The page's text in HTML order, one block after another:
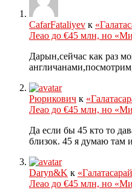
CafarFataliyev к
Леао до €45 млн, но
Дарын,сейчас как раз
Рюрикович к
Леао до €45 млн, но
Да если бы 45 кто то
близок. 45 я думаю там
Daryn&K к
Леао до €45 млн, но